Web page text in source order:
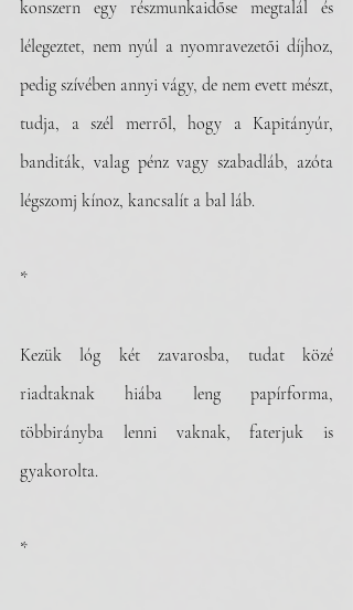
konszern egy részmunkaidőse megtalál és
lélegeztet, nem nyúl a nyomravezetői díjhoz,
pedig szívében annyi vágy, de nem evett mészt,
tudja, a szél merről, hogy a Kapitányúr,
banditák, valag pénz vagy szabadláb, azóta
légszomj kínoz, kancsalít a bal láb.
*
Kezük lóg két zavarosba, tudat közé
riadtaknak hiába leng papírforma,
többirányba lenni vaknak, faterjuk is
gyakorolta.
*